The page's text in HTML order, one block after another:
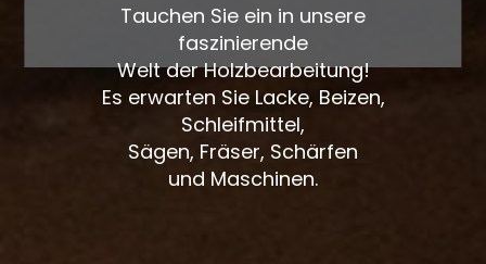
Tauchen Sie ein in unsere
faszinierende
Welt der Holzbearbeitung!
Es erwarten Sie Lacke, Beizen,
Schleifmittel,
Sägen, Fräser, Schärfen
und Maschinen.